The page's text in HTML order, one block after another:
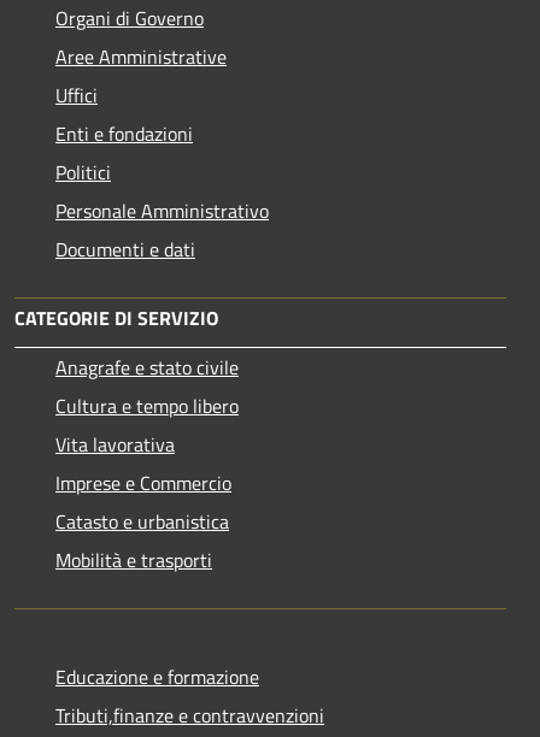
Organi di Governo
Aree Amministrative
Uffici
Enti e fondazioni
Politici
Personale Amministrativo
Documenti e dati
CATEGORIE DI SERVIZIO
Anagrafe e stato civile
Cultura e tempo libero
Vita lavorativa
Imprese e Commercio
Catasto e urbanistica
Mobilità e trasporti
Educazione e formazione
Tributi,finanze e contravvenzioni